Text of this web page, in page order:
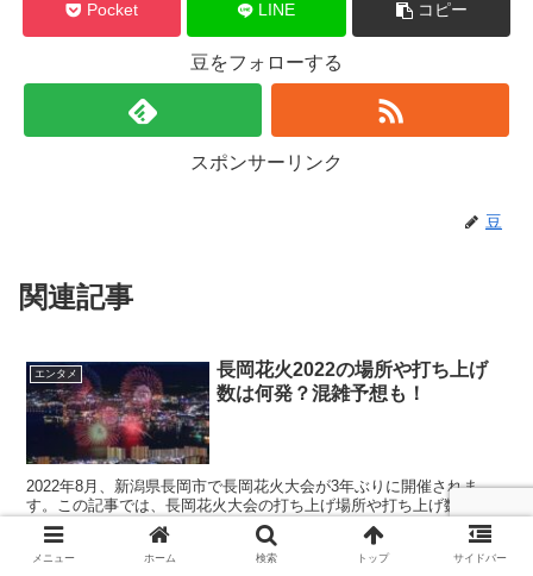
Pocket LINE コピー
豆をフォローする
スポンサーリンク
豆
関連記事
エンタメ
長岡花火2022の場所や打ち上げ
数は何発？混雑予想も！
2022年8月、新潟県長岡市で長岡花火大会が3年ぶりに開催されま
す。この記事では、長岡花火大会の打ち上げ場所や打ち上げ数、混雑
予想について調査しました。
メニュー ホーム 検索 トップ サイドバー